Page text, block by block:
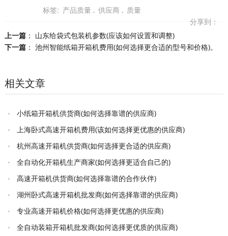
标签: 产品质量 , 供应商 , 质量
分享到：
上一篇： 山东给袋式包装机参数(应该如何设置和调整)
下一篇： 池州智能纸箱开箱机费用(如何选择更合适的型号和价格)。
相关文章
小纸箱开箱机供货商(如何选择靠谱的供应商)
上海卧式高速开箱机费用(该如何选择更优惠的供应商)
杭州高速开箱机供货商(如何选择更合适的供应商)
全自动化开箱机生产商家(如何选择更适合自己的)
高速开箱机供货商(如何选择靠谱的合作伙伴)
湖州卧式高速开箱机批发商(如何选择靠谱的供应商)
专业高速开箱机价格(如何选择更优惠的供应商)
全自动装箱开箱机批发商(如何选择更优质的供应商)